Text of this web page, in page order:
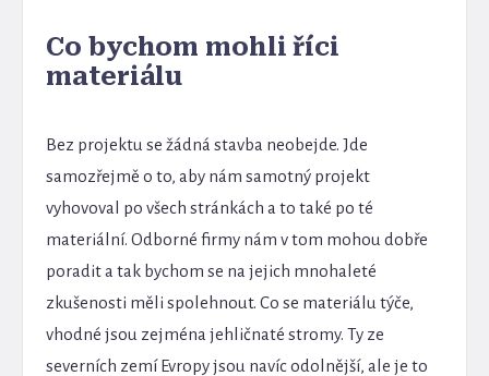
Co bychom mohli říci
materiálu
Bez projektu se žádná stavba neobejde. Jde
samozřejmě o to, aby nám samotný projekt
vyhovoval po všech stránkách a to také po té
materiální. Odborné firmy nám v tom mohou dobře
poradit a tak bychom se na jejich mnohaleté
zkušenosti měli spolehnout. Co se materiálu týče,
vhodné jsou zejména jehličnaté stromy. Ty ze
severních zemí Evropy jsou navíc odolnější, ale je to